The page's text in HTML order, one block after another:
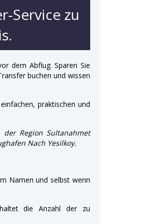
Service zu
dem Abflug. Sparen Sie
buchen und wissen
praktischen und
Region Sultanahmet
Nach Yesilkoy.
Namen und selbst wenn
die Anzahl der zu